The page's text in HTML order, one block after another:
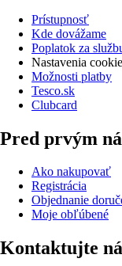
Prístupnosť
Kde dovážame
Poplatok za
Nastavenia
Možnosti platby
Tesco.sk
Clubcard
Pred prvým
Ako nakupovať
Registrácia
Objednanie
Moje obľúbené
Kontaktujte